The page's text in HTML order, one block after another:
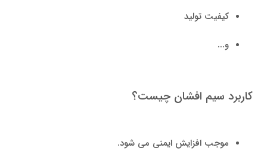
کیفیت تولید
و...
کاربرد سیم افشان چیست؟
موجب افزایش ایمنی می شود.